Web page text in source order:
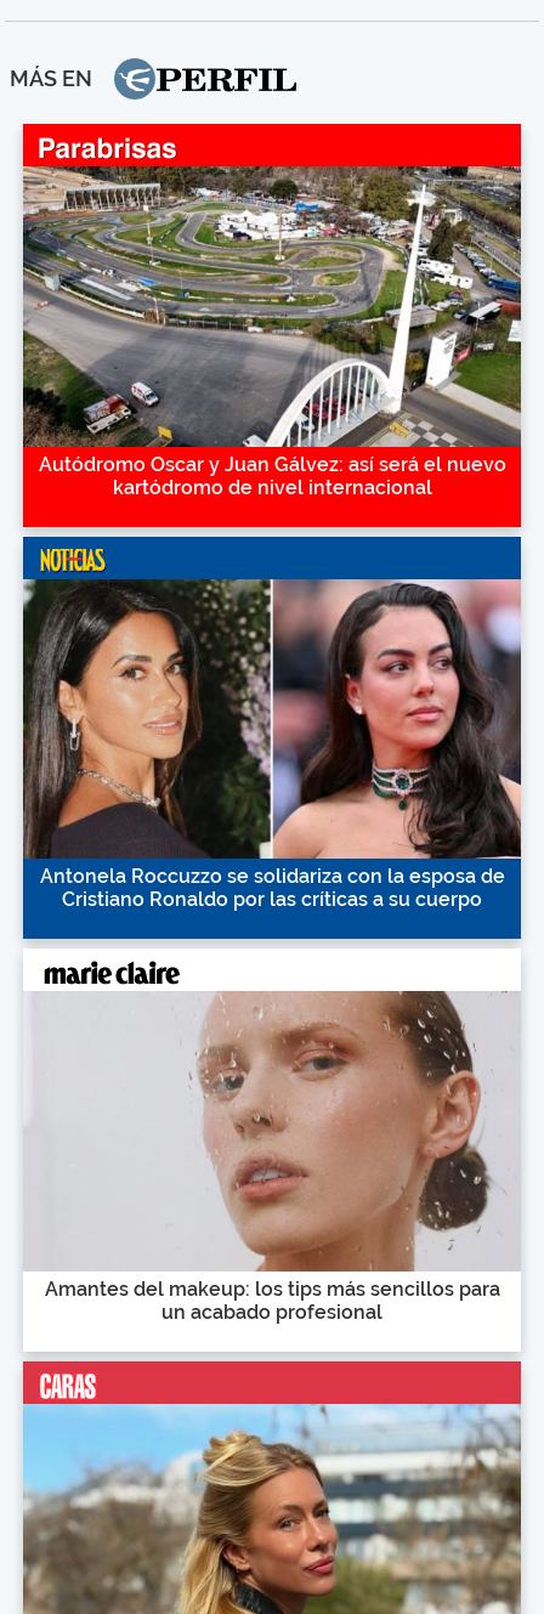
MÁS EN
Autódromo Oscar y Juan Gálvez: así será el nuevo
kartódromo de nivel internacional
Antonela Roccuzzo se solidariza con la esposa de
Cristiano Ronaldo por las críticas a su cuerpo
Amantes del makeup: los tips más sencillos para
un acabado profesional